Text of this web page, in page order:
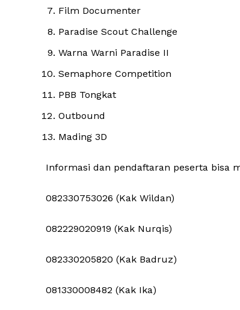
Film Documenter
Paradise Scout Challenge
Warna Warni Paradise II
Semaphore Competition
PBB Tongkat
Outbound
Mading 3D
Informasi dan pendaftaran peserta bisa
082330753026 (Kak Wildan)
082229020919 (Kak Nurqis)
082330205820 (Kak Badruz)
081330008482 (Kak Ika)